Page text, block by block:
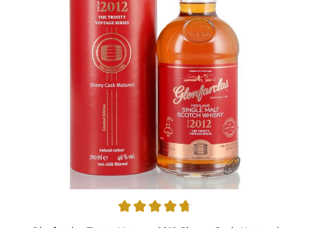
Durchschnittliche Bewertung von 4.78 von 5 Sternen